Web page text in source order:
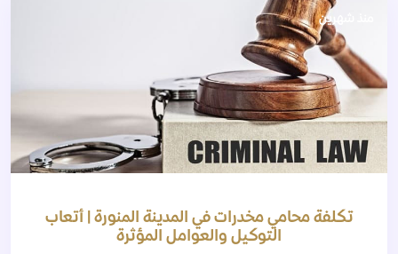
منذ شهرين
تكلفة محامي مخدرات في المدينة المنورة | أتعاب
التوكيل والعوامل المؤثرة